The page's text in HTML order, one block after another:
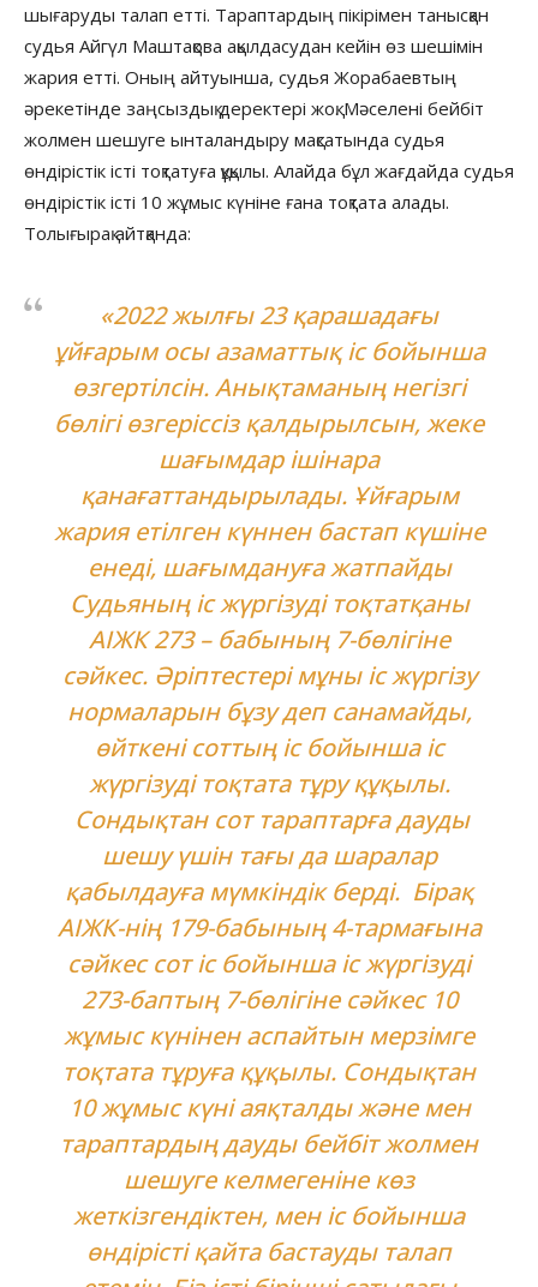
шығаруды талап етті. Тараптардың пікірімен танысқан
судья Айгүл Маштақова ақылдасудан кейін өз шешімін
жария етті. Оның айтуынша, судья Жорабаевтың
әрекетінде заңсыздық деректері жоқ. Мәселені бейбіт
жолмен шешуге ынталандыру мақсатында судья
өндірістік істі тоқтатуға құқылы. Алайда бұл жағдайда судья
өндірістік істі 10 жұмыс күніне ғана тоқтата алады.
Толығырақ айтқанда:
«2022 жылғы 23 қарашадағы
ұйғарым осы азаматтық іс бойынша
өзгертілсін. Анықтаманың негізгі
бөлігі өзгеріссіз қалдырылсын, жеке
шағымдар ішінара
қанағаттандырылады. Ұйғарым
жария етілген күннен бастап күшіне
енеді, шағымдануға жатпайды
Судьяның іс жүргізуді тоқтатқаны
АІЖК 273 – бабының 7-бөлігіне
сәйкес. Әріптестері мұны іс жүргізу
нормаларын бұзу деп санамайды,
өйткені соттың іс бойынша іс
жүргізуді тоқтата тұру құқылы.
Сондықтан сот тараптарға дауды
шешу үшін тағы да шаралар
қабылдауға мүмкіндік берді. Бірақ
АІЖК-нің 179-бабының 4-тармағына
сәйкес сот іс бойынша іс жүргізуді
273-баптың 7-бөлігіне сәйкес 10
жұмыс күнінен аспайтын мерзімге
тоқтата тұруға құқылы. Сондықтан
10 жұмыс күні аяқталды және мен
тараптардың дауды бейбіт жолмен
шешуге келмегеніне көз
жеткізгендіктен, мен іс бойынша
өндірісті қайта бастауды талап